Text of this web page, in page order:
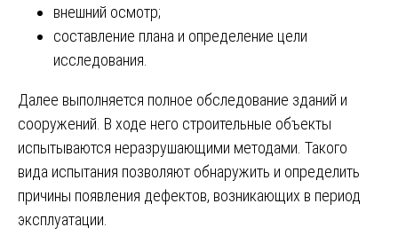
внешний осмотр;
составление плана и определение цели
исследования.
Далее выполняется полное обследование зданий и
сооружений. В ходе него строительные объекты
испытываются неразрушающими методами. Такого
вида испытания позволяют обнаружить и определить
причины появления дефектов, возникающих в период
эксплуатации.